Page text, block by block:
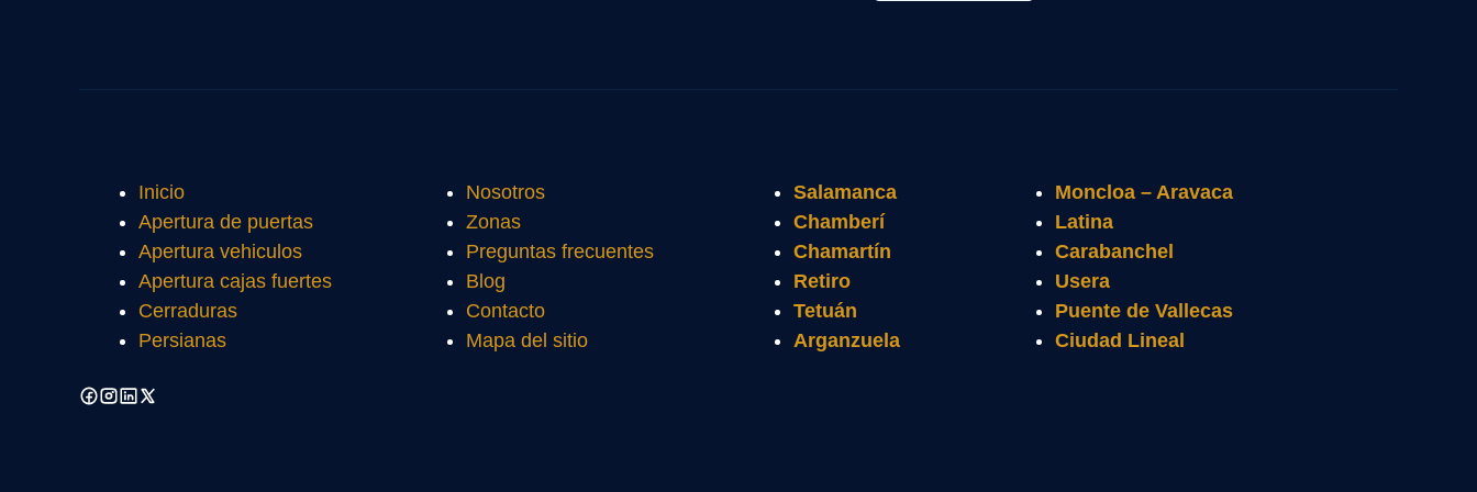
Inicio
Apertura de puertas
Apertura vehiculos
Apertura cajas fuertes
Cerraduras
Persianas
Nosotros
Zonas
Preguntas frecuentes
Blog
Contacto
Mapa del sitio
Salamanca
Chamberí
Chamartín
Retiro
Tetuán
Arganzuela
Moncloa – Aravaca
Latina
Carabanchel
Usera
Puente de Vallecas
Ciudad Lineal